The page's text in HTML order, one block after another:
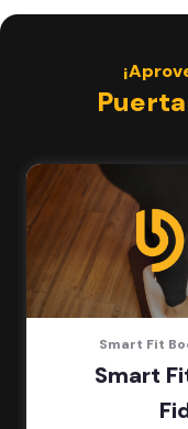
Smart Fit
Smart